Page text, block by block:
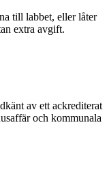
till labbet, eller låter
extra avgift.
av ett ackrediterat
och kommunala